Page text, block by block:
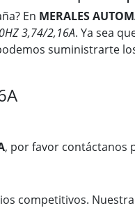
En MERALES
3,74/2,16A. Ya sea
suministrarte
, por favor contáctanos
competitivos.